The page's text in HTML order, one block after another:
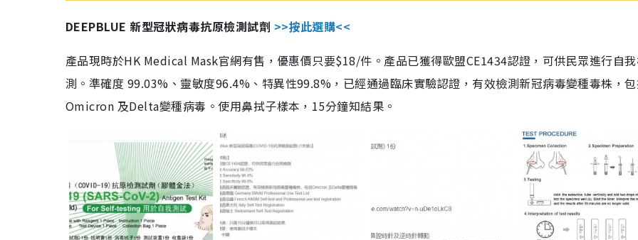
DEEPBLUE 新型冠狀病毒抗原檢測試劑 >>按此選購<<
產品現時於HK Medical Mask官網有售，優惠價只要$18/件。產品已獲得歐盟CE1434認證，可供民眾進行自
測。準確度 99.03%、靈敏度96.4%、特異性99.8%，已經通過臨床實驗認證，有效檢測新冠病毒變種毒株，
Omicron 及Delta變種病毒。使用鼻拭子樣本，15分鐘知結果。